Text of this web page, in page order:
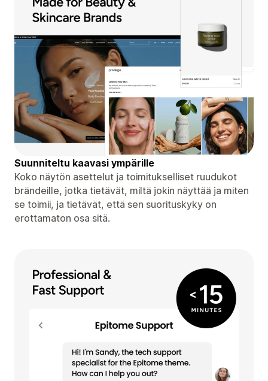
Suunniteltu kaavasi ympärille
Koko näytön asettelut ja toimitukselliset ruudukot
brändeille, jotka tietävät, miltä jokin näyttää ja miten
se toimii, ja tietävät, että sen suorituskyky on
erottamaton osa sitä.